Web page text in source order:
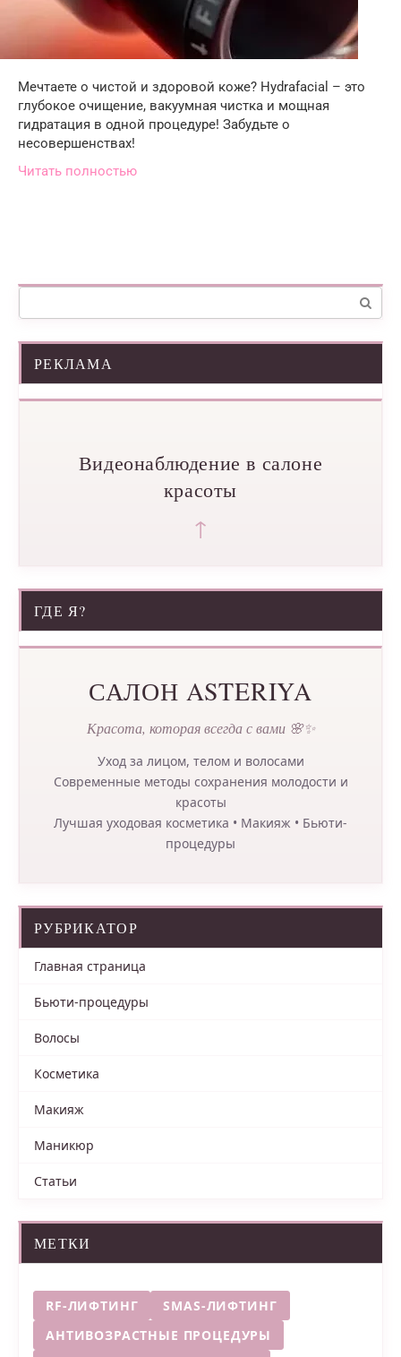
Мечтаете о чистой и здоровой коже? Hydrafacial – это
глубокое очищение, вакуумная чистка и мощная
гидратация в одной процедуре! Забудьте о
несовершенствах!
Читать полностью
Поиск:
РЕКЛАМА
Видеонаблюдение в салоне
красоты
↑
ГДЕ Я?
САЛОН ASTERIYA
Красота, которая всегда с вами 🌸✨
Уход за лицом, телом и волосами
Современные методы сохранения молодости и
красоты
Лучшая уходовая косметика • Макияж • Бьюти-
процедуры
РУБРИКАТОР
Главная страница
Бьюти-процедуры
Волосы
Косметика
Макияж
Маникюр
Статьи
МЕТКИ
RF-ЛИФТИНГ
SMAS-ЛИФТИНГ
АНТИВОЗРАСТНЫЕ ПРОЦЕДУРЫ